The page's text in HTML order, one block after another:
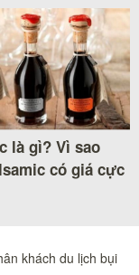
là gì? Vì sao
có giá cực
khách du lịch bụi